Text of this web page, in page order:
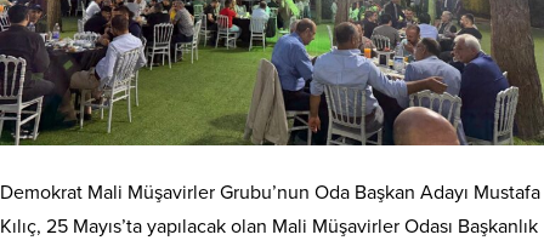
Demokrat Mali Müşavirler Grubu’nun Oda Başkan Adayı Mustafa
Kılıç, 25 Mayıs’ta yapılacak olan Mali Müşavirler Odası Başkanlık